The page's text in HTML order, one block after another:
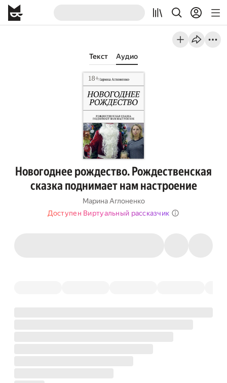
Текст Аудио
Новогоднее рождество. Рождественская
сказка поднимает нам настроение
Марина Аглоненко
Доступен Виртуальный рассказчик